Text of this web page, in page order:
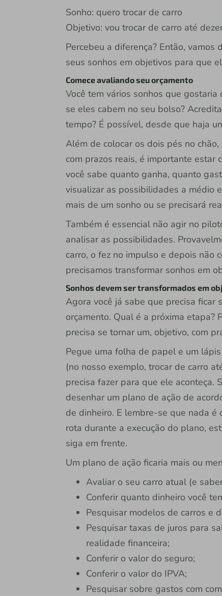
Sonho: quero trocar de carro
Objetivo: vou trocar de carro até
Percebeu a diferença? Então,
seus sonhos em objetivos para que
Comece avaliando seu orçamento
Você tem vários sonhos que
se eles cabem no seu bolso?
tempo? É possível, desde que haja
Além de colocar os dois pés no
com prazos reais, é importante estar
você sabe quanto ganha, quanto
visualizar as possibilidades a médio
mais de um sonho ou se precisará
Também é essencial não agir no
analisar as possibilidades.
carro, o fez no impulso e depois não
precisamos transformar sonhos em
Sonhos devem ser transformados em
Agora você já sabe que precisa ficar
orçamento. Qual é a próxima etapa?
precisa se tornar um, objetivo, com
Pegue uma folha de papel e um
(no nosso exemplo, trocar de carro
precisa fazer para que ele aconteça.
desenhar um plano de ação de
de dinheiro. E lembre-se que nada é
rota durante a execução do plano,
siga em frente.
Um plano de ação ficaria mais ou
Avaliar o seu carro atual (e
Conferir quanto dinheiro você
Pesquisar modelos de carros e
Pesquisar taxas de juros para
realidade financeira;
Conferir o valor do seguro;
Conferir o valor do IPVA;
Pesquisar sobre gastos com